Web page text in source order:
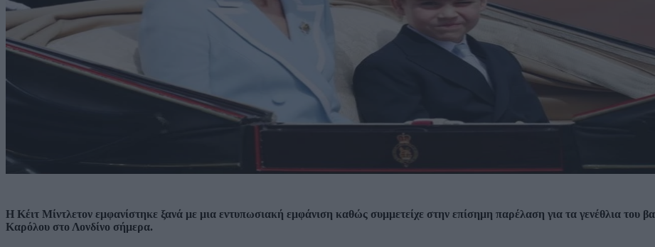
Η Κέιτ Μίντλετον εμφανίστηκε ξανά με μια εντυπωσιακή εμφάνιση καθώς συμμετείχε στην επίσημη παρέλαση για τα γενέθλια του
Καρόλου στο Λονδίνο σήμερα.